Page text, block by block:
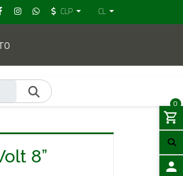
CLP CL
0
8”